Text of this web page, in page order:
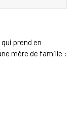
prend en
mère de famille :